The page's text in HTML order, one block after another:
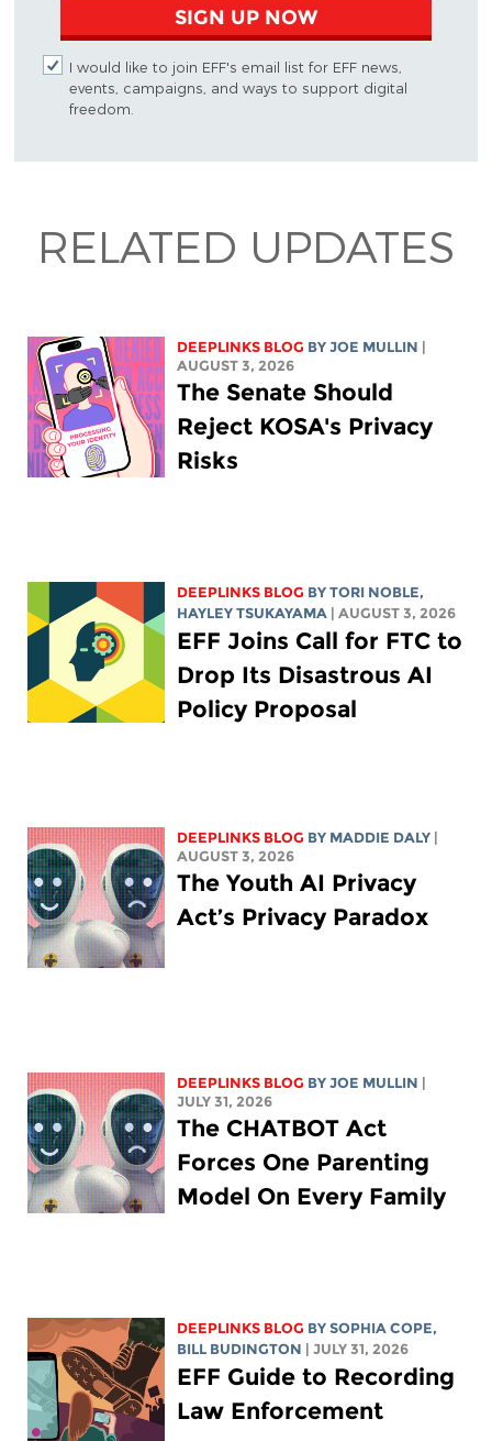
SIGN UP NOW
I would like to join EFF's email list for EFF news,
events, campaigns, and ways to support digital
freedom.
RELATED UPDATES
DEEPLINKS BLOG BYJOE MULLIN |
AUGUST 3, 2026
The Senate Should
Reject KOSA's Privacy
Risks
DEEPLINKS BLOG BYTORI NOBLE,
HAYLEY TSUKAYAMA | AUGUST 3, 2026
EFF Joins Call for FTC to
Drop Its Disastrous AI
Policy Proposal
DEEPLINKS BLOG BY MADDIE DALY |
AUGUST 3, 2026
The Youth AI Privacy
Act’s Privacy Paradox
DEEPLINKS BLOG BYJOE MULLIN |
JULY 31, 2026
The CHATBOT Act
Forces One Parenting
Model On Every Family
DEEPLINKS BLOG BYSOPHIA COPE,
BILL BUDINGTON | JULY 31, 2026
EFF Guide to Recording
Law Enforcement